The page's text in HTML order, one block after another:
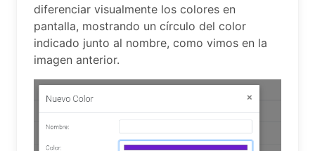
diferenciar visualmente los colores en
pantalla, mostrando un círculo del color
indicado junto al nombre, como vimos en la
imagen anterior.